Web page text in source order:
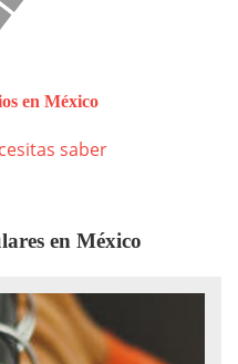
en México
saber
en México